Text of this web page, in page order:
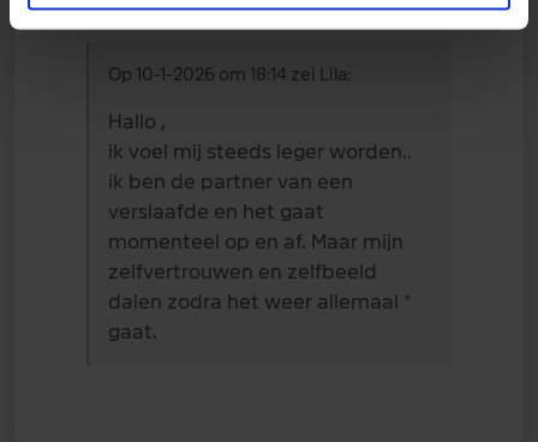
Op 10-1-2026 om 18:14 zei Lila:
Hallo ,
ik voel mij steeds leger worden..
ik ben de partner van een
verslaafde en het gaat
momenteel op en af. Maar mijn
zelfvertrouwen en zelfbeeld
dalen zodra het weer allemaal *
gaat.